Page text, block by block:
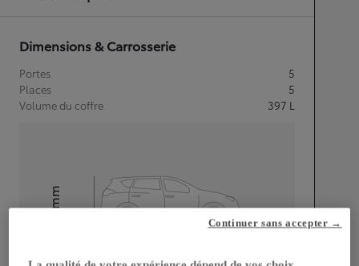
Dimensions & Carrosserie
Portes
5
Places
5
Volume du coffre
397 L
Longueur
mm
Continuer sans accepter →